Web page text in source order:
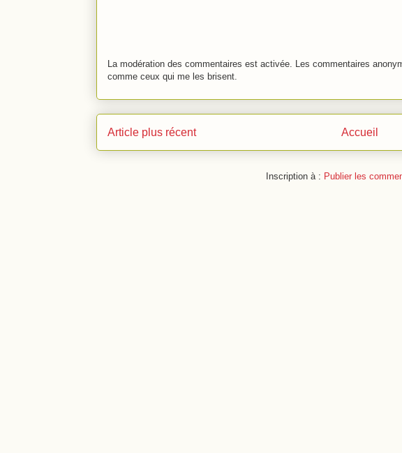
La modération des commentaires est activée. Les commentaires
comme ceux qui me les brisent.
Article plus récent Accueil
Inscription à : Publier les